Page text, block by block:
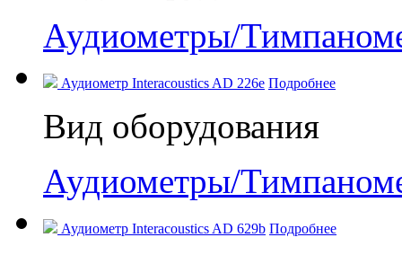
Аудиометры/
Аудиометр Interacoustics AD 226e Подробнее
Вид оборудования
Аудиометры/
Аудиометр Interacoustics AD 629b Подробнее